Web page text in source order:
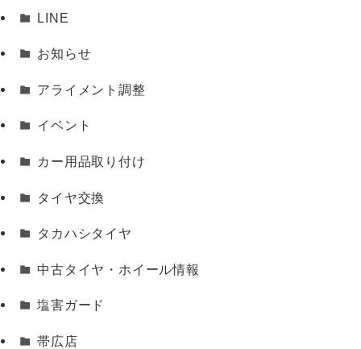
LINE
お知らせ
アライメント調整
イベント
カー用品取り付け
タイヤ交換
タカハシタイヤ
中古タイヤ・ホイール情報
塩害ガード
帯広店